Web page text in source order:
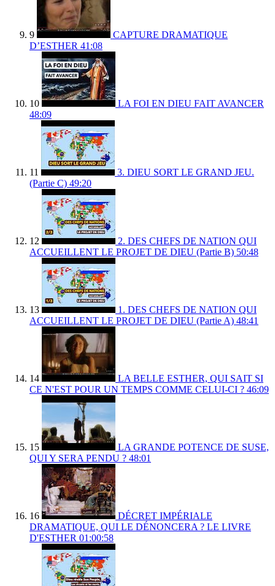
9
CAPTURE DRAMATIQUE
D’ESTHER 41:08
10
LA FOI EN DIEU FAIT AVANCER
48:09
11
3. DIEU SORT LE GRAND JEU.
(Partie C) 49:20
12
2. DES CHEFS DE NATION QUI
ACCUEILLENT LE PROJET DE DIEU (Partie B) 50:48
13
1. DES CHEFS DE NATION QUI
ACCUEILLENT LE PROJET DE DIEU (Partie A) 48:41
14
LA BELLE ESTHER, QUI SAIT SI
CE N'EST POUR UN TEMPS COMME CELUI-CI ? 46:09
15
LA GRANDE POTENCE DE SUSE,
QUI Y SERA PENDU ? 48:01
16
DÉCRET IMPÉRIALE
DRAMATIQUE, QUI LE DÉNONCERA ? LE LIVRE
D'ESTHER 01:00:58